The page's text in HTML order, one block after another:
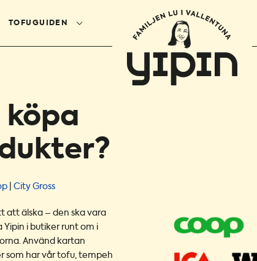
TOFUGUIDEN
köpa
City Gross
att älska – den ska vara
i butiker runt om i
Använd kartan
som har vår tofu, tempeh